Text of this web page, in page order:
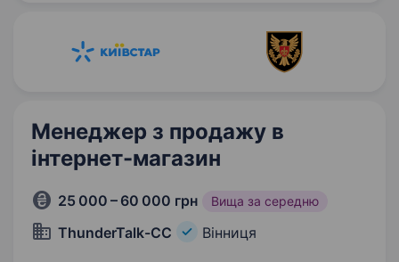
Менеджер з продажу в
інтернет-магазин
25 000 – 60 000 грн Вища за середню
ThunderTalk-CC Вінниця